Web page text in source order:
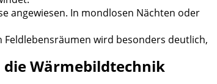
angewiesen. In mondlosen Nächten oder
wird besonders deutlich,
die Wärmebildtechnik